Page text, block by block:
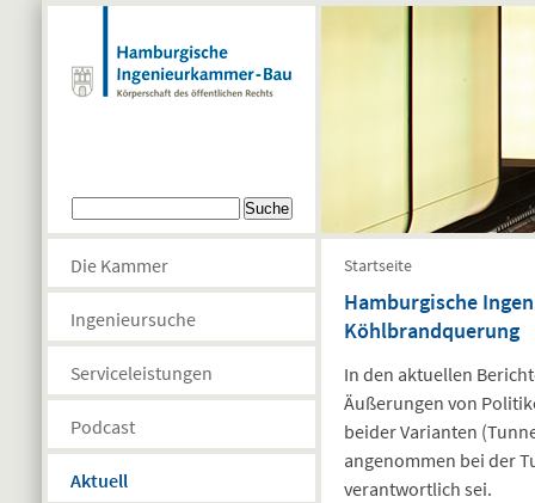
Direkt zum Inhalt
Suchformular
Die Kammer
Ingenieursuche
Serviceleistungen
Podcast
Aktuell
Sie sind hier
Startseite
Hamburgische
Köhlbrandquerung
In den aktuellen
Äußerungen von
beider Varianten
angenommen bei der
verantwortlich sei.